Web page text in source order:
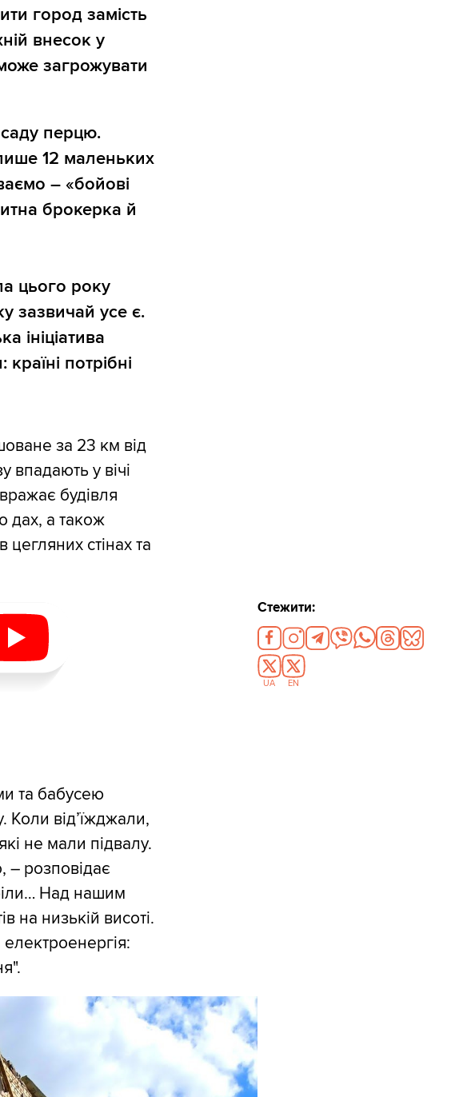
город замість
внесок у
загрожувати
перцю.
12 маленьких
– «бойові
брокерка й
цього року
зазвичай усе є.
ініціатива
потрібні
за 23 км від
впадають у вічі
будівля
дах, а також
стінах та
та бабусею
Коли від’їжджали,
не мали підвалу.
– розповідає
Над нашим
на низькій висоті.
Стежити:
UA EN